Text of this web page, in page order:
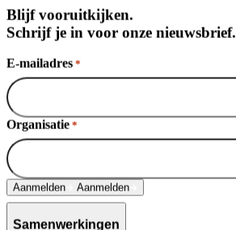
Blijf vooruitkijken.
Schrijf je in voor onze nieuwsbrief.
E-mailadres *
Organisatie *
Aanmelden Aanmelden
Samenwerkingen